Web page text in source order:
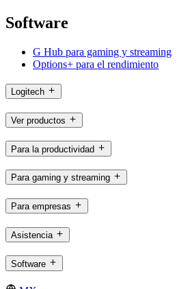
Software
G Hub para gaming y streaming
Options+ para el rendimiento
Logitech
Ver productos
Para la productividad
Para gaming y streaming
Para empresas
Asistencia
Software